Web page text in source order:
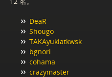
DeaR
Shougo
TAKAyukiatkwsk
bgnori
cohama
crazymaster